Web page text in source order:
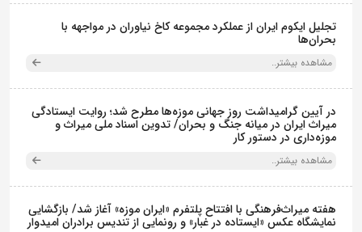
تجلیل ایکوم ایران از عملکرد مجموعه کاخ نیاوران در مواجهه با
بحران‌ها
مشاهده بیشتر..
در آیین گرامیداشت روز جهانی موزه‌ها مطرح شد؛ روایت ایستادگی
میراث ایران در میانه جنگ و بحران/ تدوین اسناد ملی میراث و
موزه‌داری در دستور کار
مشاهده بیشتر..
هفته میراث‌فرهنگی با افتتاح پلتفرم «ایران موزه» آغاز شد/ بازگشایی
نمایشگاه عکس «ایستاده در غبار» و رونمایی از تندیس برادران امیدوار